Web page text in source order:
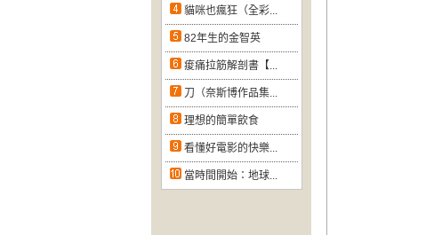
貓咪也瘋狂（全彩...
82年生的金智英
痠痛拉筋解剖書【...
刀（奈斯博作品集...
理想的簡單飲食
看懂好電影的快樂...
當時間開始：地球...